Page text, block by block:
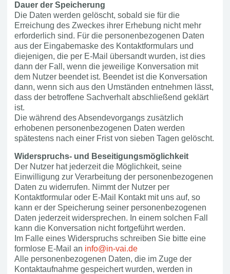
Dauer der Speicherung
Die Daten werden gelöscht, sobald sie für die
Erreichung des Zweckes ihrer Erhebung nicht mehr
erforderlich sind. Für die personenbezogenen Daten
aus der Eingabemaske des Kontaktformulars und
diejenigen, die per E-Mail übersandt wurden, ist dies
dann der Fall, wenn die jeweilige Konversation mit
dem Nutzer beendet ist. Beendet ist die Konversation
dann, wenn sich aus den Umständen entnehmen lässt,
dass der betroffene Sachverhalt abschließend geklärt
ist.
Die während des Absendevorgangs zusätzlich
erhobenen personenbezogenen Daten werden
spätestens nach einer Frist von sieben Tagen gelöscht.
Widerspruchs- und Beseitigungsmöglichkeit
Der Nutzer hat jederzeit die Möglichkeit, seine
Einwilligung zur Verarbeitung der personenbezogenen
Daten zu widerrufen. Nimmt der Nutzer per
Kontaktformular oder E-Mail Kontakt mit uns auf, so
kann er der Speicherung seiner personenbezogenen
Daten jederzeit widersprechen. In einem solchen Fall
kann die Konversation nicht fortgeführt werden.
Im Falle eines Widerspruchs schreiben Sie bitte eine
formlose E-Mail an info@in-vai.de
Alle personenbezogenen Daten, die im Zuge der
Kontaktaufnahme gespeichert wurden, werden in